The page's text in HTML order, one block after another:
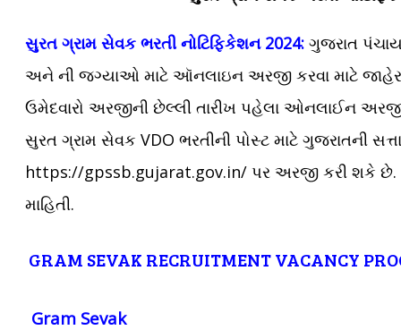
સુરત ગ્રામ સેવક ભરતી નોટિફિકેશન 2024: ગુજરાત
અને ની જગ્યાઓ માટે ઑનલાઇન અરજી કરવા માટે
ઉમેદવારો અરજીની છેલ્લી તારીખ પહેલા ઓનલાઈન
સુરત ગ્રામ સેવક VDO ભરતીની પોસ્ટ માટે ગુજરાતની
https://gpssb.gujarat.gov.in/ પર અરજી કરી શકે
માહિતી.
GRAM SEVAK RECRUITMENT VACANCY
Gram Sevak